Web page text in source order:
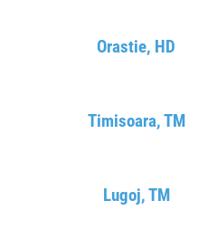
Orastie, HD
Timisoara, TM
Lugoj, TM